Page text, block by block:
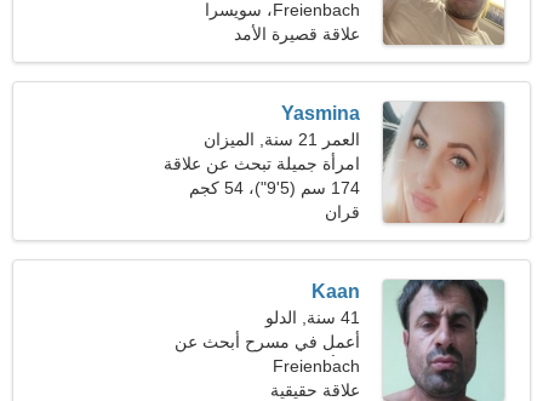
Freienbach، سويسرا
علاقة قصيرة الأمد
Yasmina
العمر 21 سنة, الميزان
امرأة جميلة تبحث عن علاقة
عاطفية
174 سم (5'9")، 54 كجم
(119 رطلا)
قران
Kaan
41 سنة, الدلو
أعمل في مسرح أبحث عن
امرأة حساسة
Freienbach
علاقة حقيقية